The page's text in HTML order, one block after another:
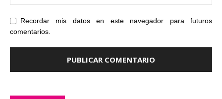
Recordar mis datos en este navegador para futuros
comentarios.